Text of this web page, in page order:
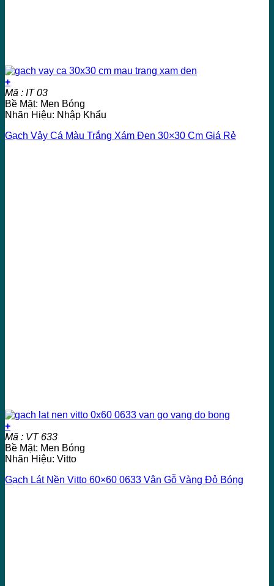
+
Mã : IT 03
Bề Mặt: Men Bóng
Nhãn Hiệu: Nhập Khẩu
Gạch Vảy Cá Màu Trắng Xám Đen 30×30 Cm Giá Rẻ
+
Mã : VT 633
Bề Mặt: Men Bóng
Nhãn Hiệu: Vitto
Gạch Lát Nền Vitto 60×60 0633 Vân Gỗ Vàng Đỏ Bóng